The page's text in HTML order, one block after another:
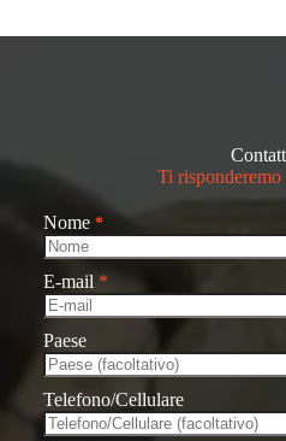
Ti risponderemo
Nome *
E-mail *
Paese
Telefono/Cellulare